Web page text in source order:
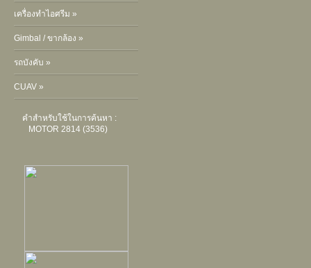
เครื่องทำไอศรีม »
Gimbal / ขากล้อง »
รถบังคับ »
CUAV »
คำสำหรับใช้ในการค้นหา :
MOTOR 2814 (3536)